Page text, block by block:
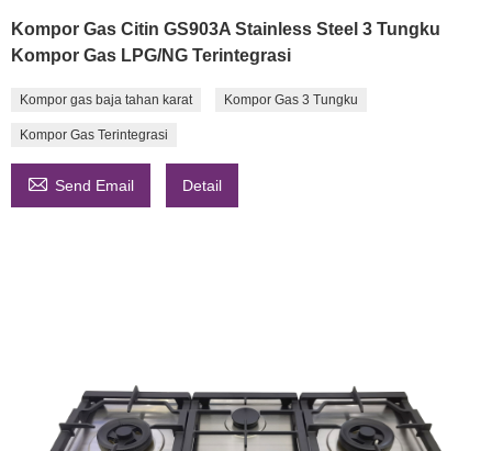
Kompor Gas Citin GS903A Stainless Steel 3 Tungku
Kompor Gas LPG/NG Terintegrasi
Kompor gas baja tahan karat Kompor Gas 3 Tungku
Kompor Gas Terintegrasi
 Send Email Detail